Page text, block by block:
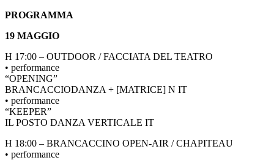
PROGRAMMA
19 MAGGIO
H 17:00 – OUTDOOR / FACCIATA DEL TEATRO
• performance
“OPENING”
BRANCACCIODANZA + [MATRICE] N IT
• performance
“KEEPER”
IL POSTO DANZA VERTICALE IT
H 18:00 – BRANCACCINO OPEN-AIR / CHAPITEAU
• performance